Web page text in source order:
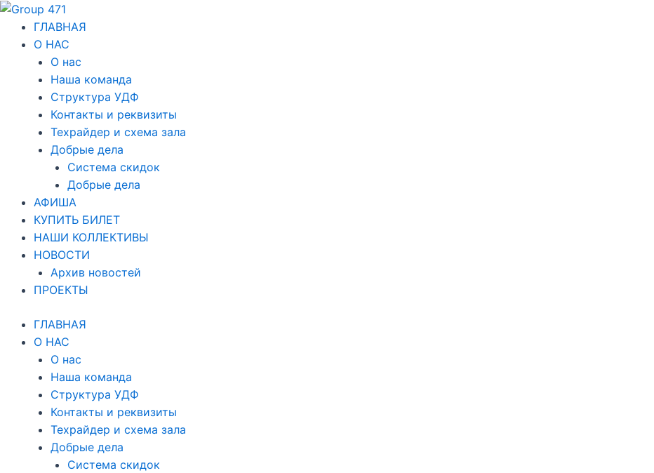
Перейти
содержимому
ГЛАВНАЯ
О НАС
О нас
Наша команда
Структура УДФ
Контакты и реквизиты
Техрайдер и схема зала
Добрые дела
Система скидок
Добрые дела
АФИША
КУПИТЬ БИЛЕТ
НАШИ КОЛЛЕКТИВЫ
НОВОСТИ
Архив новостей
ПРОЕКТЫ
ГЛАВНАЯ
О НАС
О нас
Наша команда
Структура УДФ
Контакты и реквизиты
Техрайдер и схема зала
Добрые дела
Система скидок
Навигация
по
записям